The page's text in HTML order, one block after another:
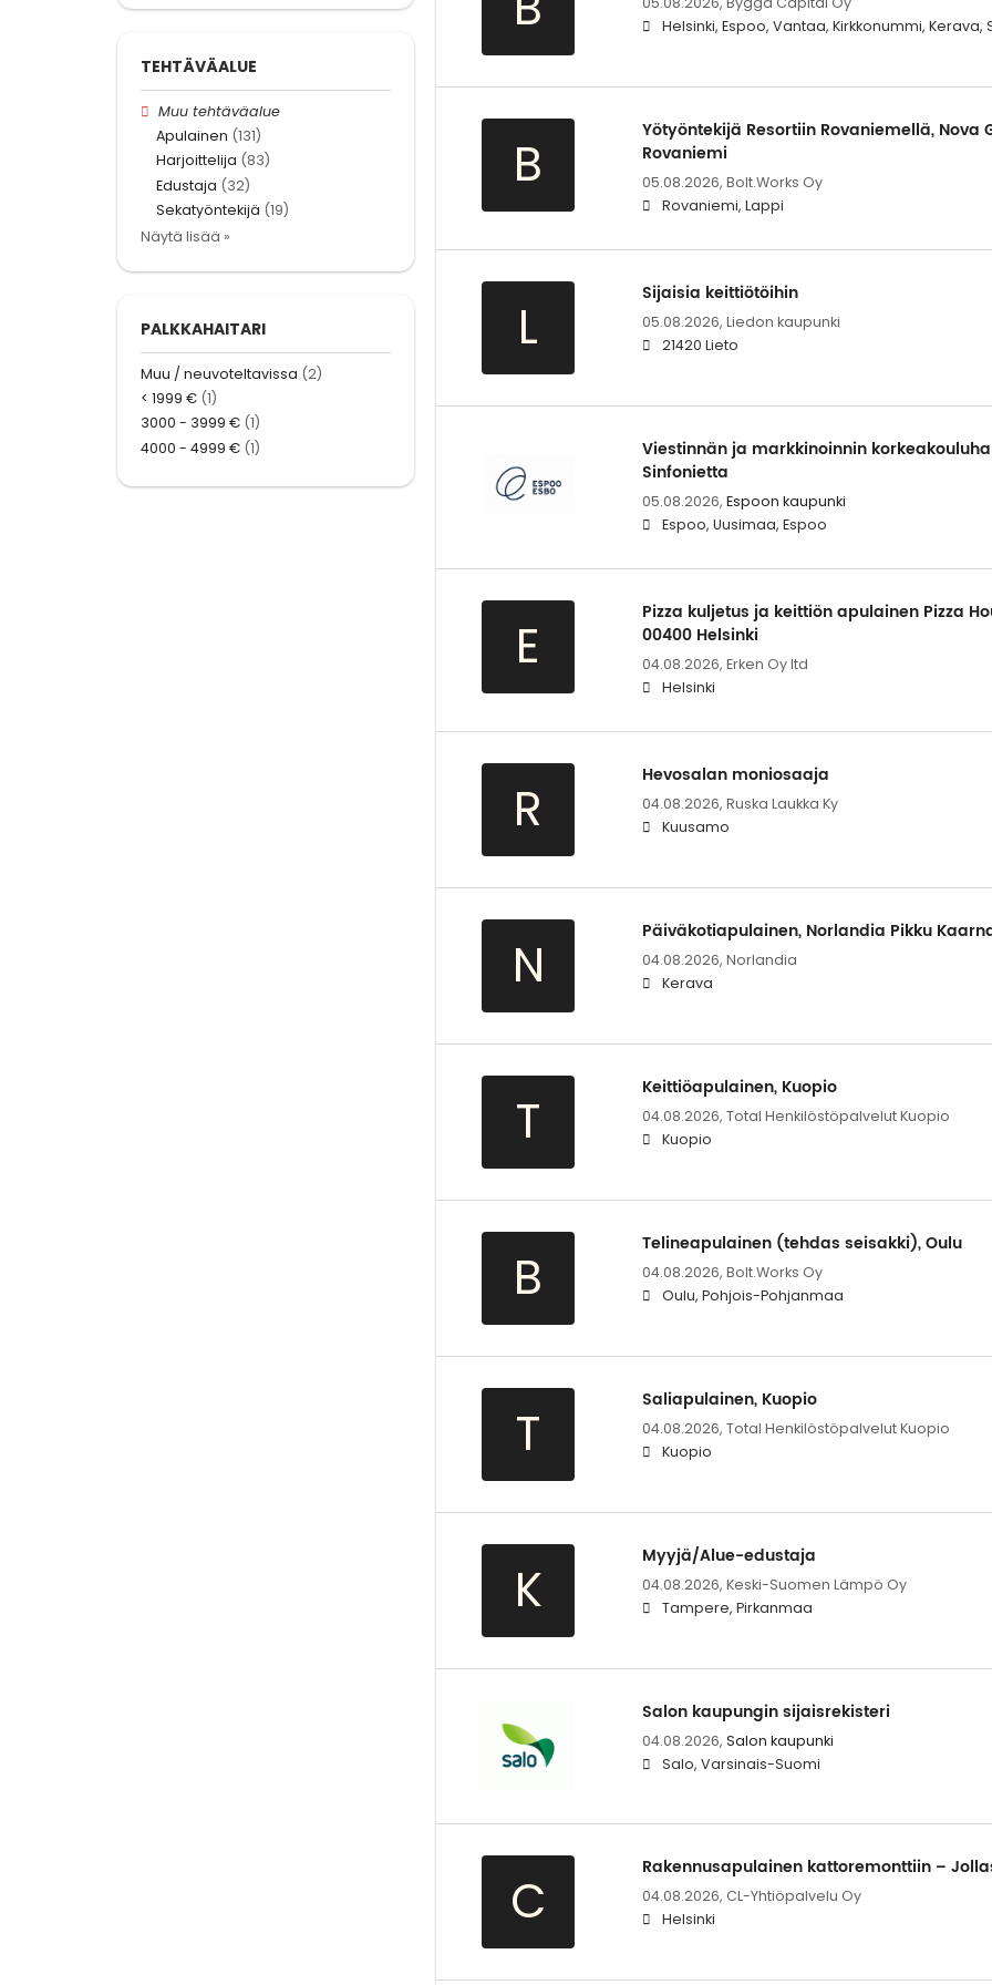
Helsinki, Espoo, Vantaa, Kirkkonummi, Kerava,
B
Yötyöntekijä Resortiin Rovaniemellä, Nova
Rovaniemi
05.08.2026, Bolt.Works Oy
Rovaniemi, Lappi
L
Sijaisia keittiötöihin
05.08.2026, Liedon kaupunki
21420 Lieto
Viestinnän ja markkinoinnin
Sinfonietta
05.08.2026, Espoon kaupunki
Espoo, Uusimaa, Espoo
E
Pizza kuljetus ja keittiön apulainen Pizza
00400 Helsinki
04.08.2026, Erken Oy ltd
Helsinki
R
Hevosalan moniosaaja
04.08.2026, Ruska Laukka Ky
Kuusamo
N
Päiväkotiapulainen, Norlandia Pikku
04.08.2026, Norlandia
Kerava
T
Keittiöapulainen, Kuopio
04.08.2026, Total Henkilöstöpalvelut Kuopio
Kuopio
B
Telineapulainen (tehdas seisakki), Oulu
04.08.2026, Bolt.Works Oy
Oulu, Pohjois-Pohjanmaa
T
Saliapulainen, Kuopio
04.08.2026, Total Henkilöstöpalvelut Kuopio
Kuopio
K
Myyjä/Alue-edustaja
04.08.2026, Keski-Suomen Lämpö Oy
Tampere, Pirkanmaa
Salon kaupungin sijaisrekisteri
04.08.2026, Salon kaupunki
Salo, Varsinais-Suomi
C
Rakennusapulainen kattoremonttiin –
04.08.2026, CL-Yhtiöpalvelu Oy
Helsinki
TEHTÄVÄALUE
Muu tehtäväalue
Apulainen (131)
Harjoittelija (83)
Edustaja (32)
Sekatyöntekijä (19)
Näytä lisää »
PALKKAHAITARI
Muu / neuvoteltavissa (2)
< 1999 € (1)
3000 - 3999 € (1)
4000 - 4999 € (1)